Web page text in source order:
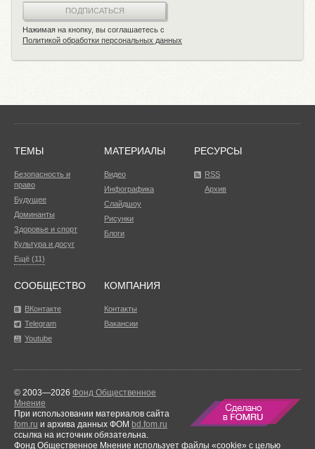
ПОДПИСАТЬСЯ
Нажимая на кнопку, вы соглашаетесь с
Политикой обработки персональных данных
ТЕМЫ
Безопасность и
право
Будущее
Доминанты
Здоровье и спорт
Культура и досуг
Ещё (11)
МАТЕРИАЛЫ
Видео
Инфографика
Слайдшоу
Рисунки
Блоги
РЕСУРСЫ
RSS
Архив
СООБЩЕСТВО
ВКонтакте
Telegram
Youtube
КОМПАНИЯ
Контакты
Вакансии
© 2003—2026 Фонд Общественное
Мнение
При использовании материалов сайта
fom.ru и архива данных ФОМ bd.fom.ru
ссылка на источник обязательна.
Фонд Общественное Мнение использует файлы «cookie» с целью